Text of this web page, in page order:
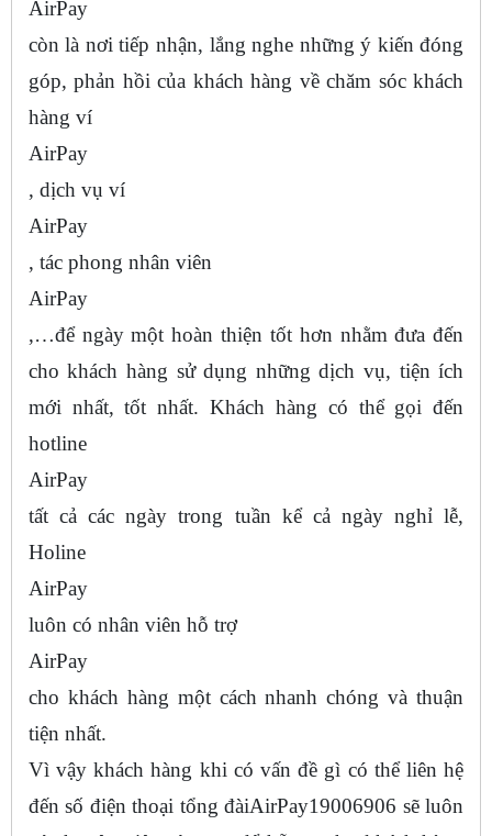
AirPay
còn là nơi tiếp nhận, lắng nghe những ý kiến đóng
góp, phản hồi của khách hàng về chăm sóc khách
hàng ví
AirPay
, dịch vụ ví
AirPay
, tác phong nhân viên
AirPay
,…để ngày một hoàn thiện tốt hơn nhằm đưa đến
cho khách hàng sử dụng những dịch vụ, tiện ích
mới nhất, tốt nhất. Khách hàng có thể gọi đến
hotline
AirPay
tất cả các ngày trong tuần kể cả ngày nghỉ lễ,
Holine
AirPay
luôn có nhân viên hỗ trợ
AirPay
cho khách hàng một cách nhanh chóng và thuận
tiện nhất.
Vì vậy khách hàng khi có vấn đề gì có thể liên hệ
đến số điện thoại tổng đàiAirPay19006906 sẽ luôn